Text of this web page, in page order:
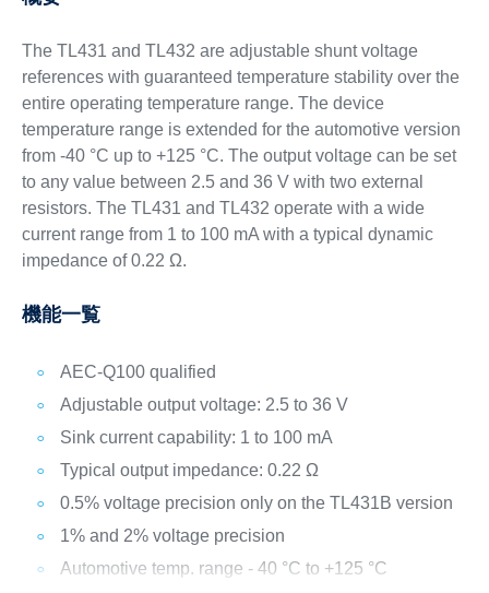
The TL431 and TL432 are adjustable shunt voltage
references with guaranteed temperature stability over the
entire operating temperature range. The device
temperature range is extended for the automotive version
from -40 °C up to +125 °C. The output voltage can be set
to any value between 2.5 and 36 V with two external
resistors. The TL431 and TL432 operate with a wide
current range from 1 to 100 mA with a typical dynamic
impedance of 0.22 Ω.
機能一覧
AEC-Q100 qualified
Adjustable output voltage: 2.5 to 36 V
Sink current capability: 1 to 100 mA
Typical output impedance: 0.22 Ω
0.5% voltage precision only on the TL431B version
1% and 2% voltage precision
Automotive temp. range - 40 °C to +125 °C